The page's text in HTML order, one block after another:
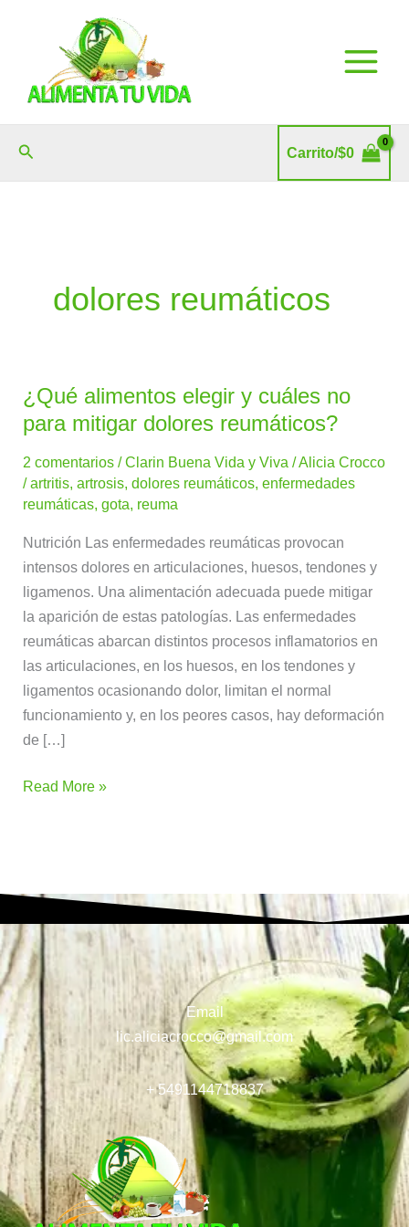
Buscar Carrito/$0
dolores reumáticos
¿Qué alimentos elegir y cuáles no
para mitigar dolores reumáticos?
2 comentarios /Clarin Buena Vida y Viva /Alicia Crocco
/artritis,artrosis,dolores reumáticos,enfermedades
reumáticas,gota, reuma
Nutrición Las enfermedades reumáticas provocan
intensos dolores en articulaciones, huesos, tendones y
ligamenos. Una alimentación adecuada puede mitigar
la aparición de estas patologías. Las enfermedades
reumáticas abarcan distintos procesos inflamatorios en
las articulaciones, en los huesos, en los tendones y
ligamentos ocasionando dolor, limitan el normal
funcionamiento y, en los peores casos, hay deformación
de […]
¿Qué
alimentos
y
cuáles
para
mitigar
dolores
reumáticos?
Read More »
Email
lic.aliciacrocco@gmail.com
+ 5491144718837